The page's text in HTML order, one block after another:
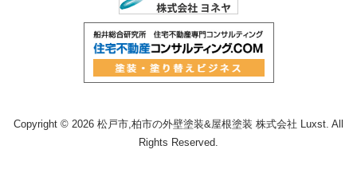
Copyright © 2026 松戸市,柏市の外壁塗装&屋根塗装 株式会社 Luxst. All
Rights Reserved.